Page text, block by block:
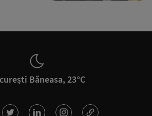
Băneasa, 23°C